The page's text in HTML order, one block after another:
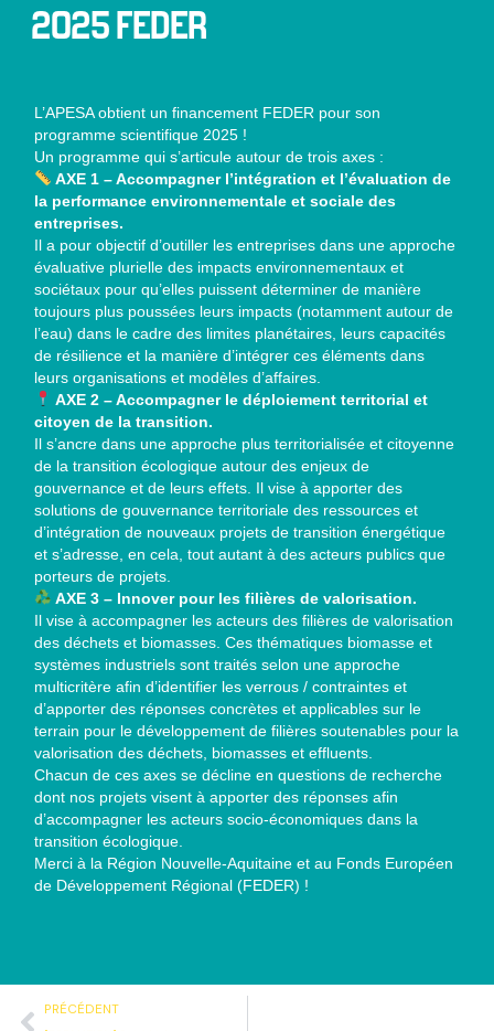
2025 FEDER
L’APESA obtient un financement FEDER pour son
programme scientifique 2025 !
Un programme qui s’articule autour de trois axes :
AXE 1 – Accompagner l’intégration et l’évaluation de
la performance environnementale et sociale des
entreprises.
Il a pour objectif d’outiller les entreprises dans une approche
évaluative plurielle des impacts environnementaux et
sociétaux pour qu’elles puissent déterminer de manière
toujours plus poussées leurs impacts (notamment autour de
l’eau) dans le cadre des limites planétaires, leurs capacités
de résilience et la manière d’intégrer ces éléments dans
leurs organisations et modèles d’affaires.
AXE 2 – Accompagner le déploiement territorial et
citoyen de la transition.
Il s’ancre dans une approche plus territorialisée et citoyenne
de la transition écologique autour des enjeux de
gouvernance et de leurs effets. Il vise à apporter des
solutions de gouvernance territoriale des ressources et
d’intégration de nouveaux projets de transition énergétique
et s’adresse, en cela, tout autant à des acteurs publics que
porteurs de projets.
AXE 3 – Innover pour les filières de valorisation.
Il vise à accompagner les acteurs des filières de valorisation
des déchets et biomasses. Ces thématiques biomasse et
systèmes industriels sont traités selon une approche
multicritère afin d’identifier les verrous / contraintes et
d’apporter des réponses concrètes et applicables sur le
terrain pour le développement de filières soutenables pour la
valorisation des déchets, biomasses et effluents.
Chacun de ces axes se décline en questions de recherche
dont nos projets visent à apporter des réponses afin
d’accompagner les acteurs socio-économiques dans la
transition écologique.
Merci à la Région Nouvelle-Aquitaine et au Fonds Européen
de Développement Régional (FEDER) !
Précédent
PRÉCÉDENT